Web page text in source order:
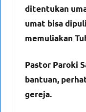
ditentukan
umat bisa
memuliakan
Pastor Paroki
bantuan,
gereja.